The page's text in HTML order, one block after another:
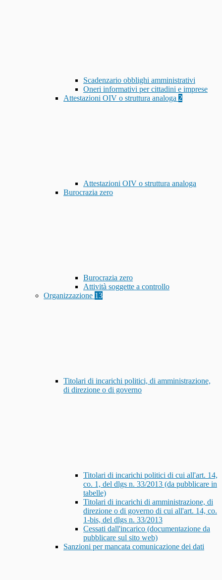
Scadenzario obblighi amministrativi
Oneri informativi per cittadini e imprese
Attestazioni OIV o struttura analoga 2
Attestazioni OIV o struttura analoga
Burocrazia zero
Burocrazia zero
Attività soggette a controllo
Organizzazione 13
Titolari di incarichi politici, di amministrazione,
di direzione o di governo
Titolari di incarichi politici di cui all'art. 14,
co. 1, del dlgs n. 33/2013 (da pubblicare in
tabelle)
Titolari di incarichi di amministrazione, di
direzione o di governo di cui all'art. 14, co.
1-bis, del dlgs n. 33/2013
Cessati dall'incarico (documentazione da
pubblicare sul sito web)
Sanzioni per mancata comunicazione dei dati